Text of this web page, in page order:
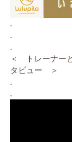
.
.
.
＜ トレーナー
タビュー ＞
.
.